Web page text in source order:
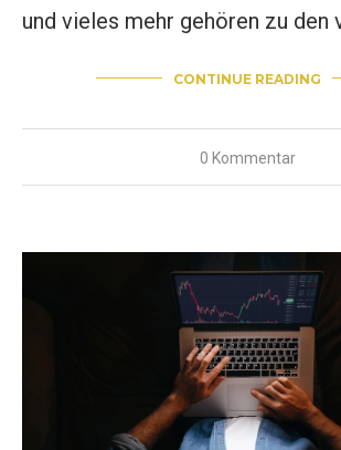
und vieles mehr gehören zu den
CONTINUE READING
0 Kommentar